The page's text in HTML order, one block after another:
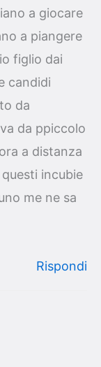
a giocare
a piangere
figlio dai
candidi
da
da ppiccolo
a distanza
incubie
me ne sa
Rispondi